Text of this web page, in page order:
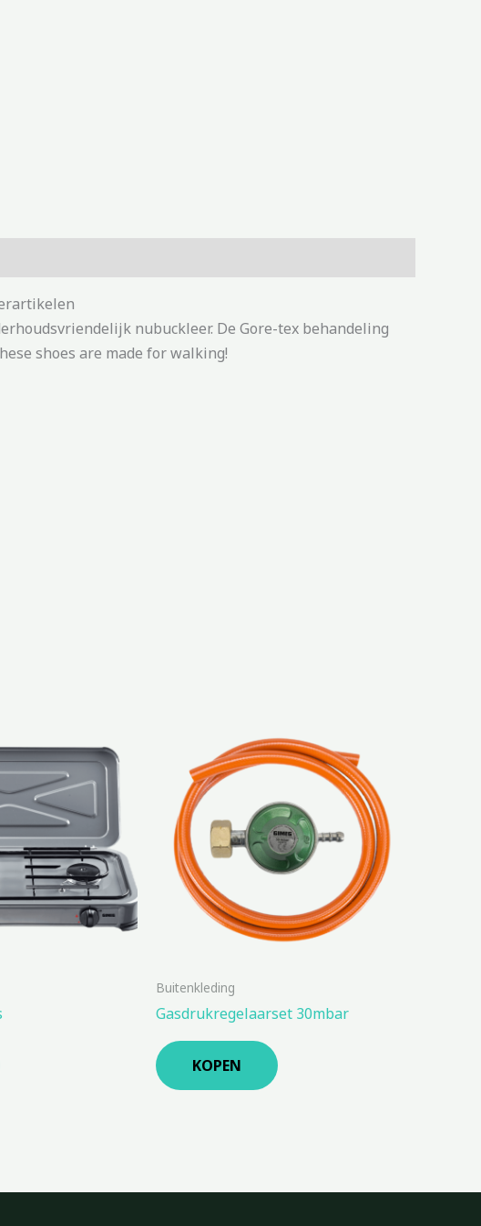
nubuckleer. De Gore-tex behandeling
shoes are made for walking!
Buitenkleding
Gasdrukregelaarset 30mbar
KOPEN